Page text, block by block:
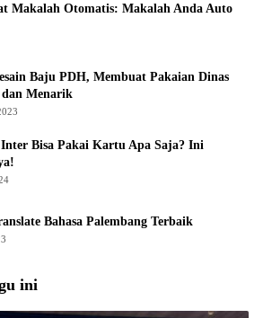
Makalah Otomatis: Makalah Anda Auto
Baju PDH, Membuat Pakaian Dinas
Menarik
Bisa Pakai Kartu Apa Saja? Ini
Bahasa Palembang Terbaik
ini